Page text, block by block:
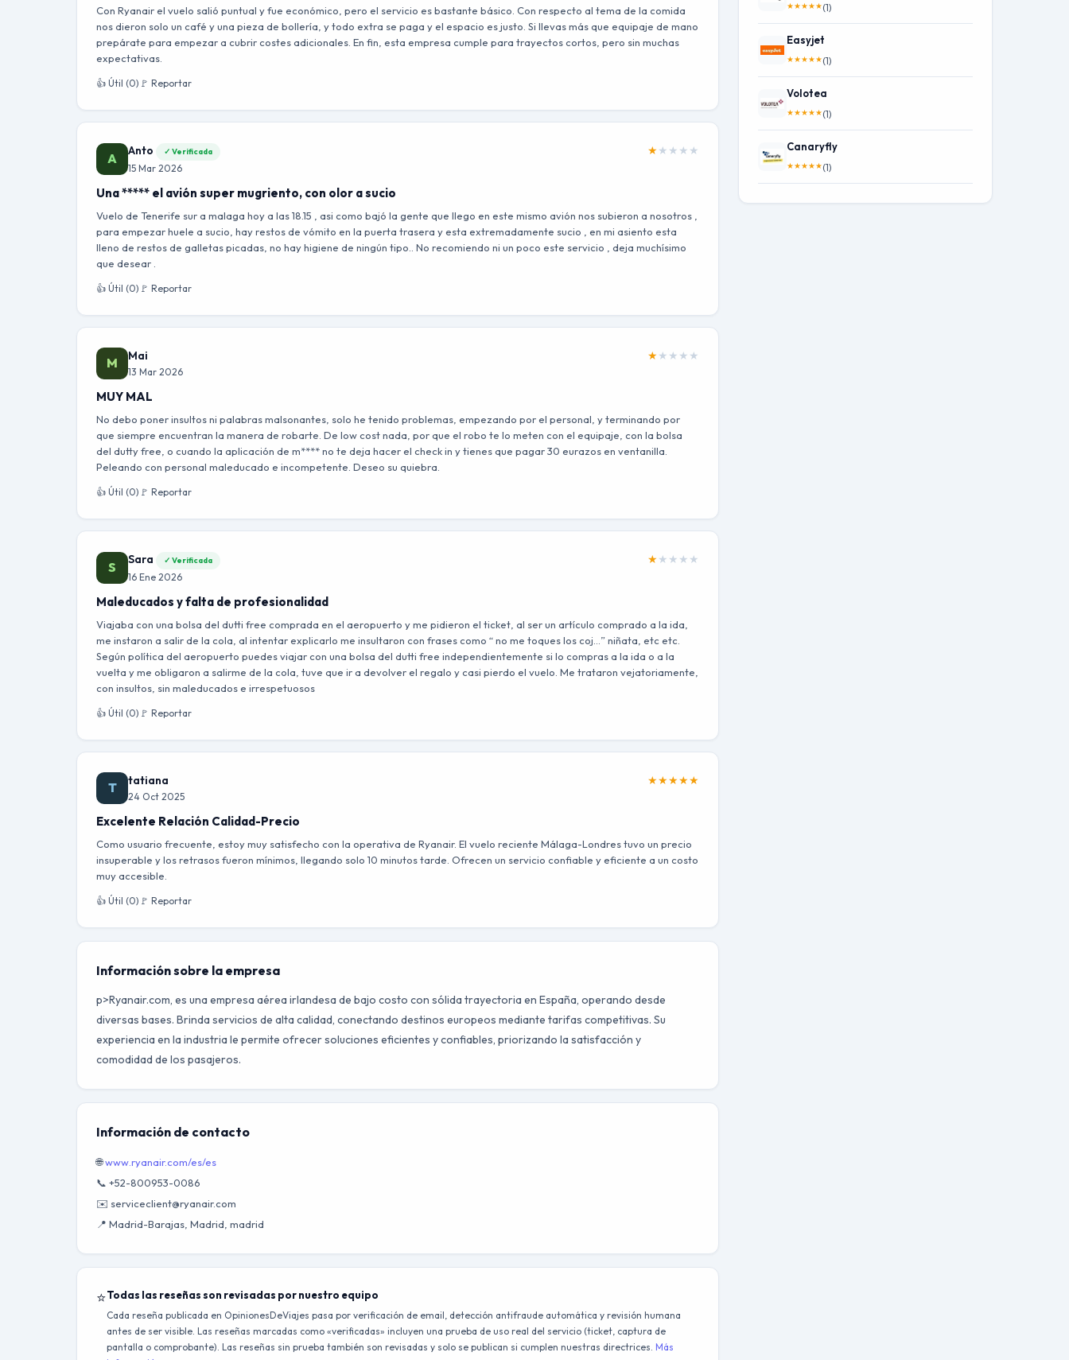
Con Ryanair el vuelo salió puntual y fue económico, pero el servicio es bastante básico. Con respecto al tema de la comida
nos dieron solo un café y una pieza de bollería, y todo extra se paga y el espacio es justo. Si llevas más que equipaje de mano
prepárate para empezar a cubrir costes adicionales. En fin, esta empresa cumple para trayectos cortos, pero sin muchas
expectativas.
👍 Útil (0) 🚩 Reportar
A Anto ✓ Verificada
15 Mar 2026
★★ ★ ★ ★
Una ***** el avión super mugriento, con olor a sucio
Vuelo de Tenerife sur a malaga hoy a las 18.15 , asi como bajó la gente que llego en este mismo avión nos subieron a nosotros ,
para empezar huele a sucio, hay restos de vómito en la puerta trasera y esta extremadamente sucio , en mi asiento esta
lleno de restos de galletas picadas, no hay higiene de ningún tipo.. No recomiendo ni un poco este servicio , deja muchísimo
que desear .
👍 Útil (0) 🚩 Reportar
M Mai
13 Mar 2026
★★ ★ ★ ★
MUY MAL
No debo poner insultos ni palabras malsonantes, solo he tenido problemas, empezando por el personal, y terminando por
que siempre encuentran la manera de robarte. De low cost nada, por que el robo te lo meten con el equipaje, con la bolsa
del dutty free, o cuando la aplicación de m**** no te deja hacer el check in y tienes que pagar 30 eurazos en ventanilla.
Peleando con personal maleducado e incompetente. Deseo su quiebra.
👍 Útil (0) 🚩 Reportar
S Sara ✓ Verificada
16 Ene 2026
★★ ★ ★ ★
Maleducados y falta de profesionalidad
Viajaba con una bolsa del dutti free comprada en el aeropuerto y me pidieron el ticket, al ser un artículo comprado a la ida,
me instaron a salir de la cola, al intentar explicarlo me insultaron con frases como “ no me toques los coj…” niñata, etc etc.
Según política del aeropuerto puedes viajar con una bolsa del dutti free independientemente si lo compras a la ida o a la
vuelta y me obligaron a salirme de la cola, tuve que ir a devolver el regalo y casi pierdo el vuelo. Me trataron vejatoriamente,
con insultos, sin maleducados e irrespetuosos
👍 Útil (0) 🚩 Reportar
T tatiana
24 Oct 2025
★★★★★
Excelente Relación Calidad-Precio
Como usuario frecuente, estoy muy satisfecho con la operativa de Ryanair. El vuelo reciente Málaga-Londres tuvo un precio
insuperable y los retrasos fueron mínimos, llegando solo 10 minutos tarde. Ofrecen un servicio confiable y eficiente a un costo
muy accesible.
👍 Útil (0) 🚩 Reportar
Información sobre la empresa
p>Ryanair.com, es una empresa aérea irlandesa de bajo costo con sólida trayectoria en España, operando desde
diversas bases. Brinda servicios de alta calidad, conectando destinos europeos mediante tarifas competitivas. Su
experiencia en la industria le permite ofrecer soluciones eficientes y confiables, priorizando la satisfacción y
comodidad de los pasajeros.
Información de contacto
🌐www.ryanair.com/es/es
📞 +52-800953-0086
✉️ serviceclient@ryanair.com
📍 Madrid-Barajas, Madrid, madrid
⭐Todas las reseñas son revisadas por nuestro equipo
Cada reseña publicada en OpinionesDeViajes pasa por verificación de email, detección antifraude automática y revisión humana
antes de ser visible. Las reseñas marcadas como «verificadas» incluyen una prueba de uso real del servicio (ticket, captura de
pantalla o comprobante). Las reseñas sin prueba también son revisadas y solo se publican si cumplen nuestras directrices. Más
★★★★★(1)
Easyjet
★★★★★(1)
Volotea
★★★★★(1)
Canaryfly
★★★★★(1)